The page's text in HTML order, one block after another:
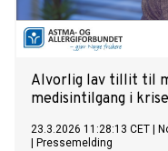
Alvorlig lav tillit til
medisintilgang i
23.3.2026 11:28:13 CET
Pressemelding